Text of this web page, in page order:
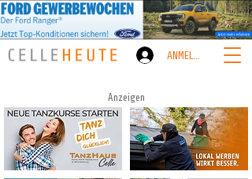
ANMELDEN
Anzeigen